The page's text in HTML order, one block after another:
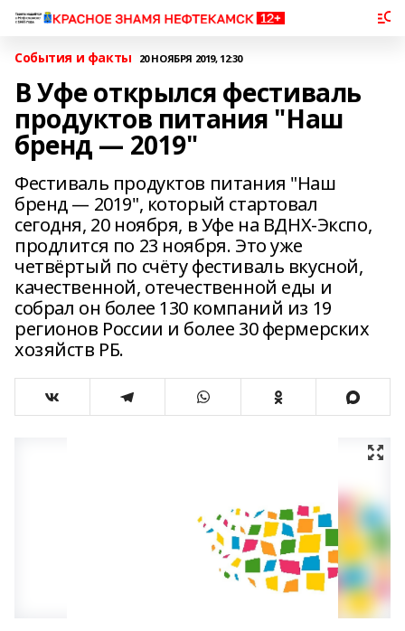
События и факты 20 НОЯБРЯ 2019, 12:30
В Уфе открылся фестиваль
продуктов питания "Наш
бренд — 2019"
Фестиваль продуктов питания "Наш
бренд — 2019", который стартовал
сегодня, 20 ноября, в Уфе на ВДНХ-Экспо,
продлится по 23 ноября. Это уже
четвёртый по счёту фестиваль вкусной,
качественной, отечественной еды и
собрал он более 130 компаний из 19
регионов России и более 30 фермерских
хозяйств РБ.